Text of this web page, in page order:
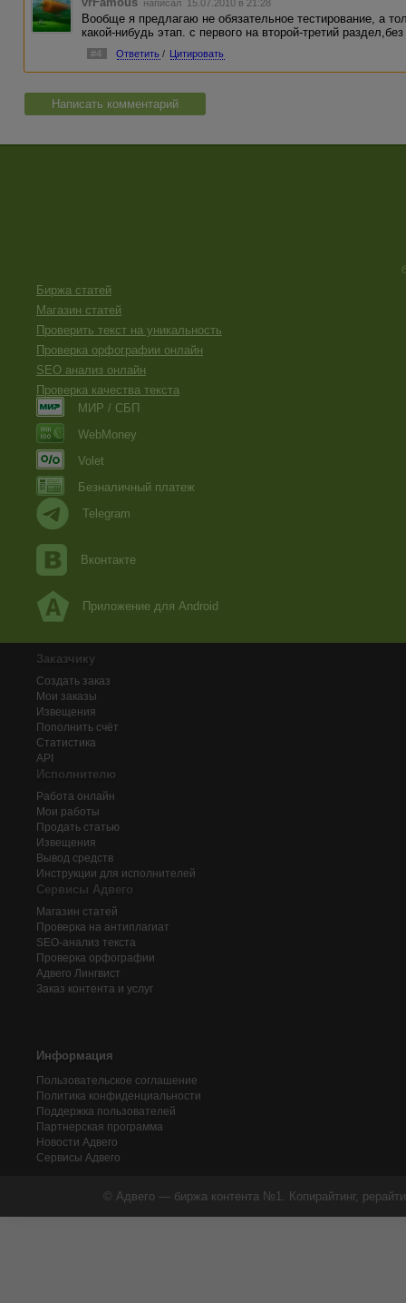
написал 15.07.2010 в 21:28
Вообще я предлагаю не обязательное тестирование, а
какой-нибудь этап. с первого на второй-третий
#4 Ответить / Цитировать
Написать комментарий
Биржа статей
Магазин статей
Проверить текст на уникальность
Проверка орфографии онлайн
SEO анализ онлайн
Проверка качества текста
МИР / СБП
WebMoney
Volet
Безналичный платеж
Telegram
Вконтакте
Приложение для Android
Заказчику
Создать заказ
Мои заказы
Извещения
Пополнить счёт
Статистика
API
Исполнителю
Работа онлайн
Мои работы
Продать статью
Извещения
Вывод средств
Инструкции для исполнителей
Сервисы Адвего
Магазин статей
Проверка на антиплагиат
SEO-анализ текста
Проверка орфографии
Адвего Лингвист
Заказ контента и услуг
Информация
Пользовательское соглашение
Политика конфиденциальности
Поддержка пользователей
Партнерская программа
Новости Адвего
Сервисы Адвего
© Адвего — биржа контента №1. Копирайтинг,